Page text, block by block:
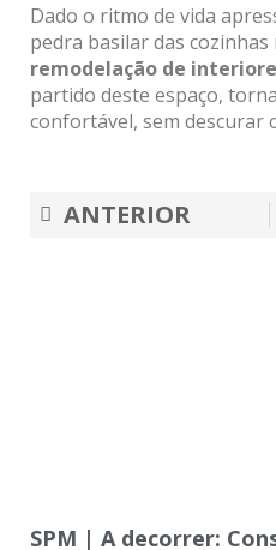
Dado o ritmo de vida
pedra basilar das
remodelação de
partido deste espaço,
confortável, sem descurar
Prev
ANTERIOR
SPM | A decorrer: